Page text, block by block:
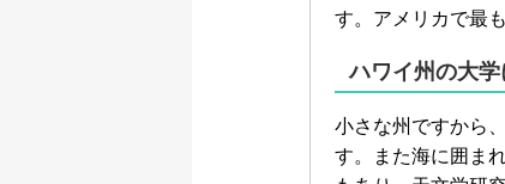
す。アメリカで最
ハワイ州の大
小さな州ですから
す。また海に囲ま